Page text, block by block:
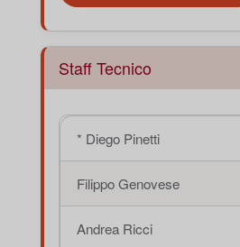
Staff Tecnico
* Diego Pinetti
Filippo Genovese
Andrea Ricci